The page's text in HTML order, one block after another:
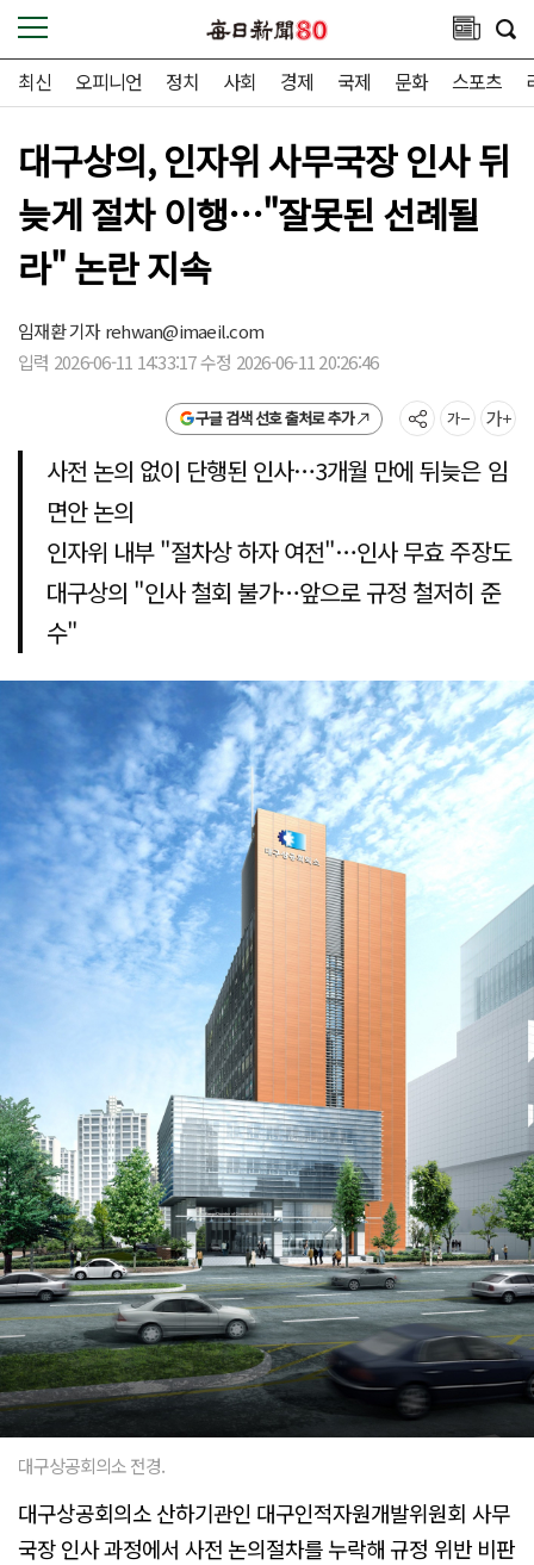
최신 오피니언 정치 사회 경제 국제 문화 스포츠
대구상의, 인자위 사무국장 인사 뒤
늦게 절차 이행…"잘못된 선례될
라" 논란 지속
임재환 기자rehwan@imaeil.com
입력 2026-06-11 14:33:17 수정 2026-06-11 20:26:46
구글 검색 선호 출처로 추가
사전 논의 없이 단행된 인사…3개월 만에 뒤늦은 임
면안 논의
인자위 내부 "절차상 하자 여전"…인사 무효 주장도
대구상의 "인사 철회 불가…앞으로 규정 철저히 준
수"
대구상공회의소 전경.
대구상공회의소 산하기관인 대구인적자원개발위원회 사무
국장 인사 과정에서 사전 논의절차를 누락해 규정 위반 비판